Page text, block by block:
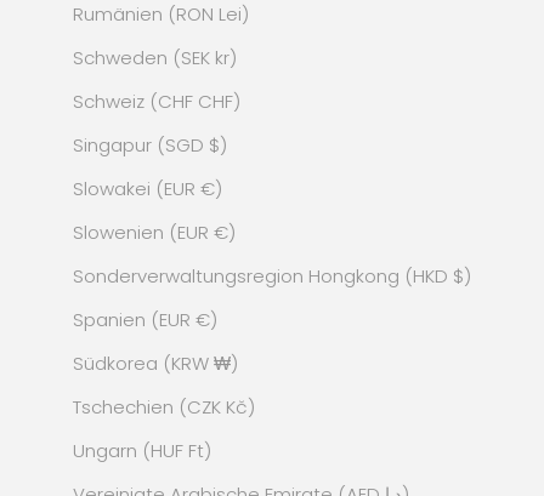
Rumänien (RON Lei)
Schweden (SEK kr)
Schweiz (CHF CHF)
Singapur (SGD $)
Slowakei (EUR €)
Slowenien (EUR €)
Sonderverwaltungsregion Hongkong (HKD $)
Spanien (EUR €)
Südkorea (KRW ₩)
Tschechien (CZK Kč)
Ungarn (HUF Ft)